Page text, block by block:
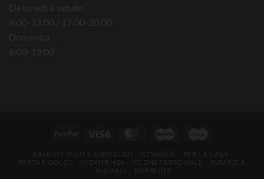
Da lunedì a sabato
8:00-13:00 / 17:00-20:00
Domenica
8:00-13:00